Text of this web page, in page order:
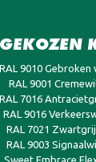
RAL 9010 Gebroken
RAL 9001
RAL 7016
RAL 9016
RAL 7021
RAL 9003
Sweet Embrace